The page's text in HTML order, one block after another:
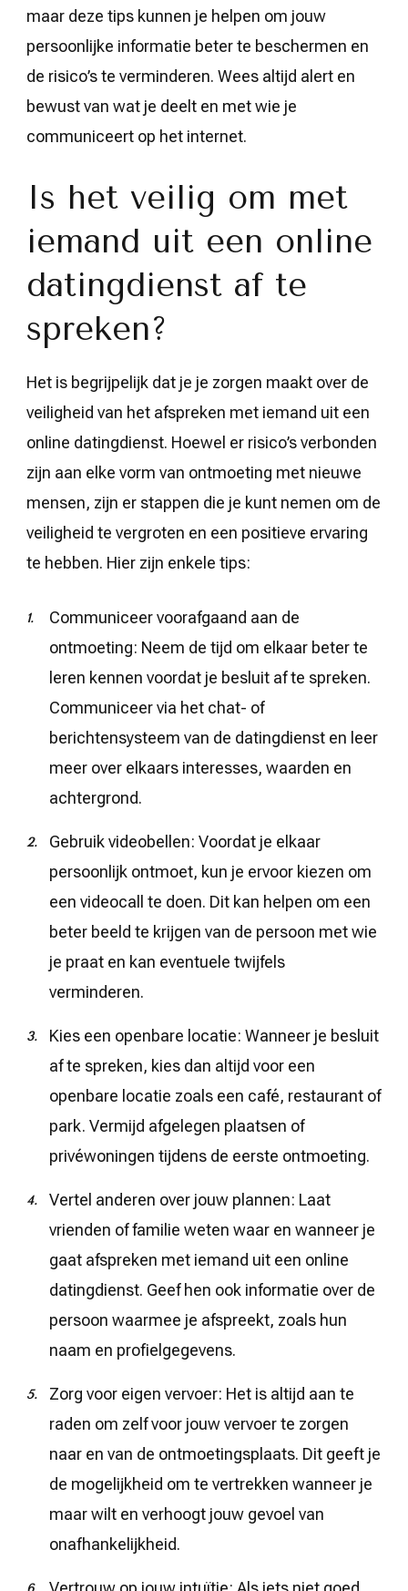
maar deze tips kunnen je helpen om jouw
persoonlijke informatie beter te beschermen en
de risico’s te verminderen. Wees altijd alert en
bewust van wat je deelt en met wie je
communiceert op het internet.
Is het veilig om met
iemand uit een online
datingdienst af te
spreken?
Het is begrijpelijk dat je je zorgen maakt over de
veiligheid van het afspreken met iemand uit een
online datingdienst. Hoewel er risico’s verbonden
zijn aan elke vorm van ontmoeting met nieuwe
mensen, zijn er stappen die je kunt nemen om de
veiligheid te vergroten en een positieve ervaring
te hebben. Hier zijn enkele tips:
Communiceer voorafgaand aan de
ontmoeting: Neem de tijd om elkaar beter te
leren kennen voordat je besluit af te spreken.
Communiceer via het chat- of
berichtensysteem van de datingdienst en leer
meer over elkaars interesses, waarden en
achtergrond.
Gebruik videobellen: Voordat je elkaar
persoonlijk ontmoet, kun je ervoor kiezen om
een videocall te doen. Dit kan helpen om een
beter beeld te krijgen van de persoon met wie
je praat en kan eventuele twijfels
verminderen.
Kies een openbare locatie: Wanneer je besluit
af te spreken, kies dan altijd voor een
openbare locatie zoals een café, restaurant of
park. Vermijd afgelegen plaatsen of
privéwoningen tijdens de eerste ontmoeting.
Vertel anderen over jouw plannen: Laat
vrienden of familie weten waar en wanneer je
gaat afspreken met iemand uit een online
datingdienst. Geef hen ook informatie over de
persoon waarmee je afspreekt, zoals hun
naam en profielgegevens.
Zorg voor eigen vervoer: Het is altijd aan te
raden om zelf voor jouw vervoer te zorgen
naar en van de ontmoetingsplaats. Dit geeft je
de mogelijkheid om te vertrekken wanneer je
maar wilt en verhoogt jouw gevoel van
onafhankelijkheid.